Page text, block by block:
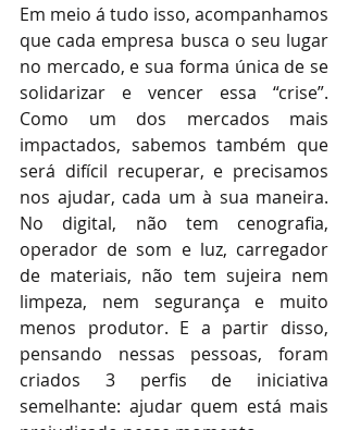
Em meio á tudo isso, acompanhamos
que cada empresa busca o seu lugar
no mercado, e sua forma única de se
solidarizar e vencer essa “crise”.
Como um dos mercados mais
impactados, sabemos também que
será difícil recuperar, e precisamos
nos ajudar, cada um à sua maneira.
No digital, não tem cenografia,
operador de som e luz, carregador
de materiais, não tem sujeira nem
limpeza, nem segurança e muito
menos produtor. E a partir disso,
pensando nessas pessoas, foram
criados 3 perfis de iniciativa
semelhante: ajudar quem está mais